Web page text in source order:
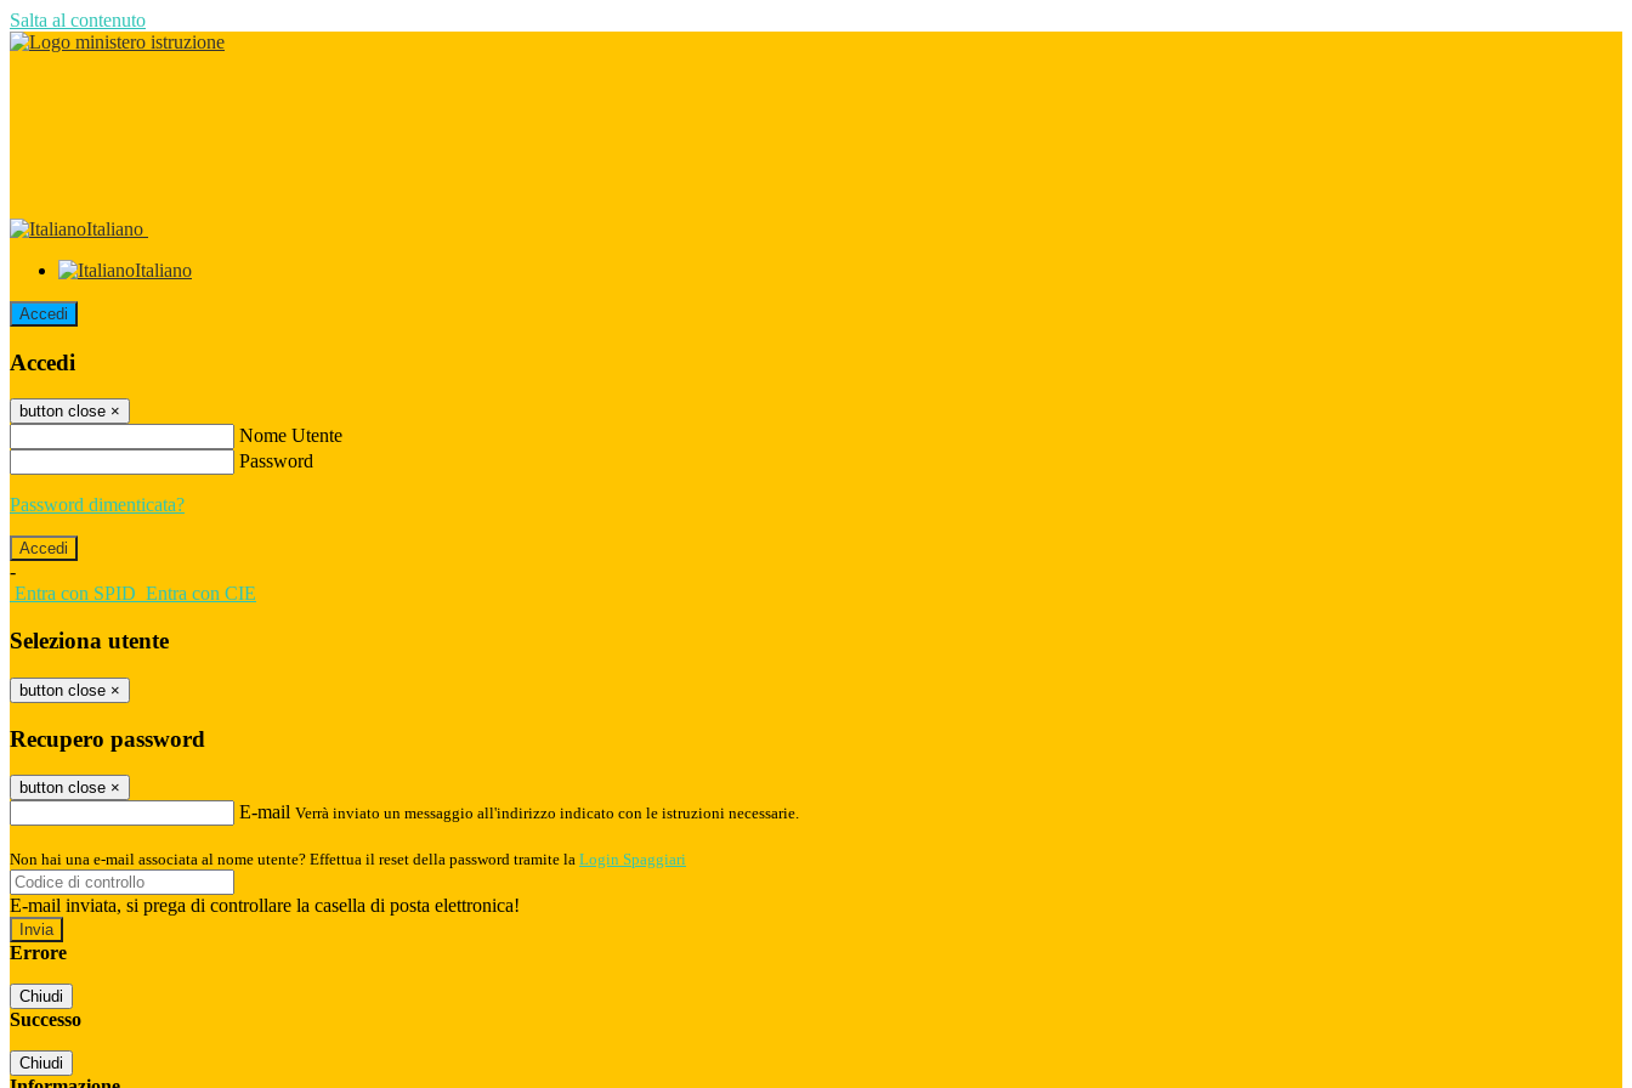
Salta al contenuto
Italiano
Italiano
Accedi
Accedi
button close ×
Nome Utente
Password
Password dimenticata?
-
Entra con SPID Entra con CIE
Seleziona utente
button close ×
Recupero password
button close ×
E-mail Verrà inviato un messaggio all'indirizzo indicato con le istruzioni necessarie.
Non hai una e-mail associata al nome utente? Effettua il reset della password tramite la Login Spaggiari
E-mail inviata, si prega di controllare la casella di posta elettronica!
Errore
Chiudi
Successo
Chiudi